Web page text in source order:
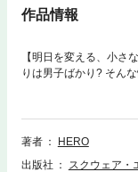
作品情報
【明日を変える、小さ
りは男子ばかり? そん
めてのガールズトーク
ビターな青春コメディ
著者
HERO
出版社
スクウェア・